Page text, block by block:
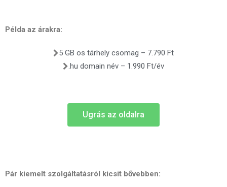
Példa az árakra:
5 GB os tárhely csomag – 7.790 Ft
.hu domain név – 1.990 Ft/év
Ugrás az oldalra
Pár kiemelt szolgáltatásról kicsit bővebben: